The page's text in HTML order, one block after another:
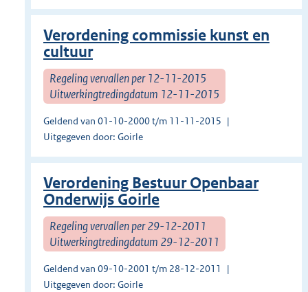
Verordening commissie kunst en
cultuur
Regeling vervallen per 12-11-2015
Uitwerkingtredingdatum 12-11-2015
Geldend van 01-10-2000 t/m 11-11-2015
Uitgegeven door: Goirle
Verordening Bestuur Openbaar
Onderwijs Goirle
Regeling vervallen per 29-12-2011
Uitwerkingtredingdatum 29-12-2011
Geldend van 09-10-2001 t/m 28-12-2011
Uitgegeven door: Goirle